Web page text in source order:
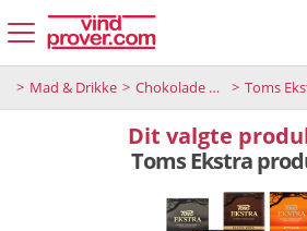
Mad & Drikke Chokolade og desserter Toms Ekstra
Dit valgte
Toms Ekstra